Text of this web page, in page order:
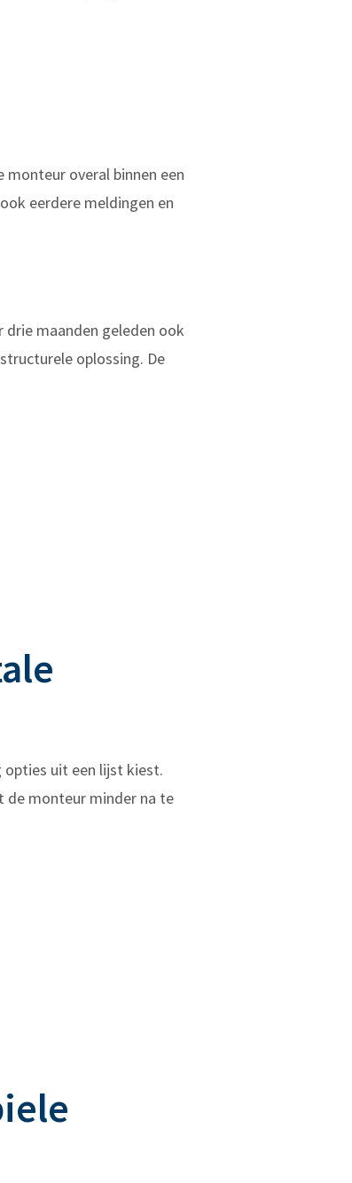
overal binnen een
eerdere meldingen en
maanden geleden ook
oplossing. De
uit een lijst kiest.
de monteur minder na te